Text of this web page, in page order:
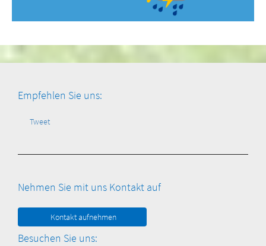
Empfehlen Sie uns:
Tweet
Nehmen Sie mit uns Kontakt auf
Kontakt aufnehmen
Besuchen Sie uns: